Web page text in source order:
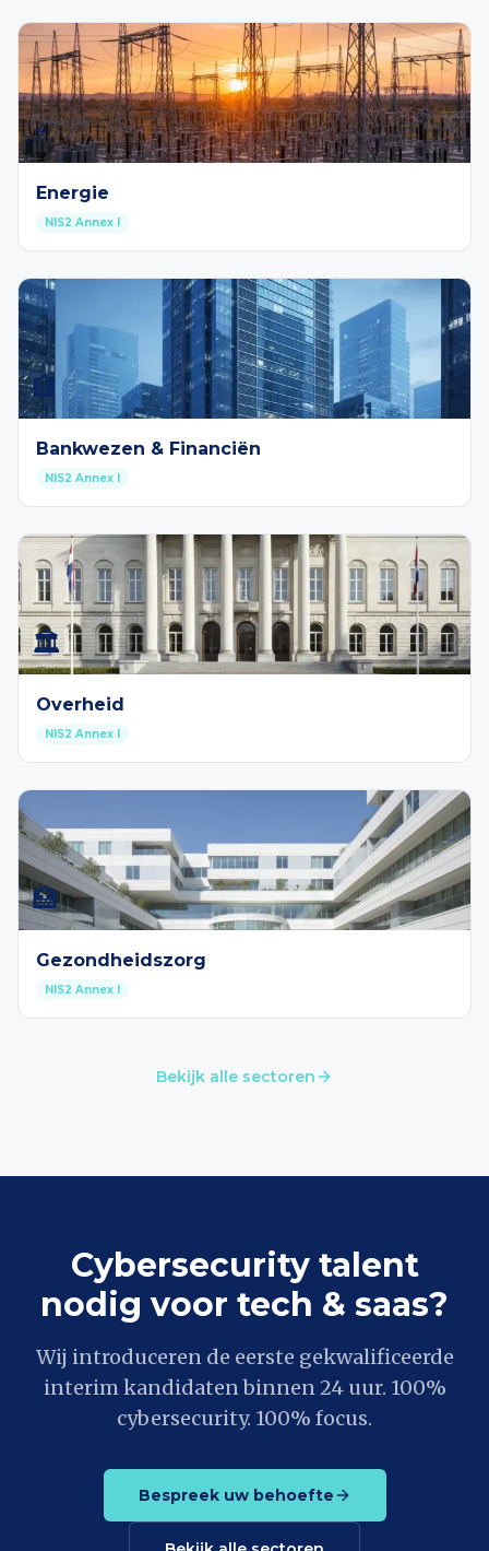
⚡
Energie
NIS2 Annex I
🏦
Bankwezen & Financiën
NIS2 Annex I
🏛️
Overheid
NIS2 Annex I
🏥
Gezondheidszorg
NIS2 Annex I
Bekijk alle sectoren
Cybersecurity talent
nodig voor tech & saas?
Wij introduceren de eerste gekwalificeerde
interim kandidaten binnen 24 uur. 100%
cybersecurity. 100% focus.
Bespreek uw behoefte